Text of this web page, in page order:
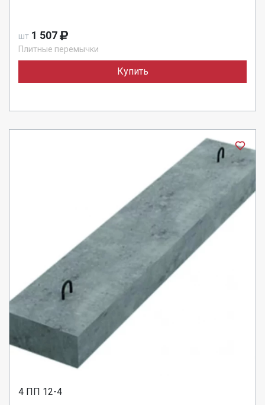
шт 1 507
Плитные перемычки
Купить
4 ПП 12-4